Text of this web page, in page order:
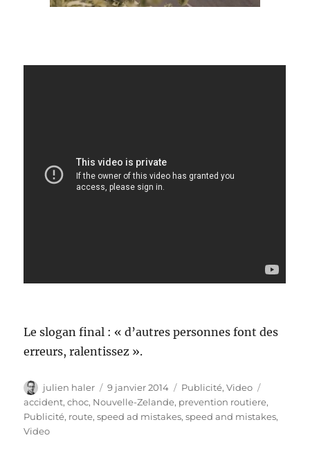
Le slogan final : « d’autres personnes font des
erreurs, ralentissez ».
Auteur
julien haler
Publié
le
9 janvier 2014 Catégories
Publicité,Video
accident,choc, Nouvelle-Zelande, prevention routiere,
Publicité, route,speed ad mistakes,speed and mistakes,
Video